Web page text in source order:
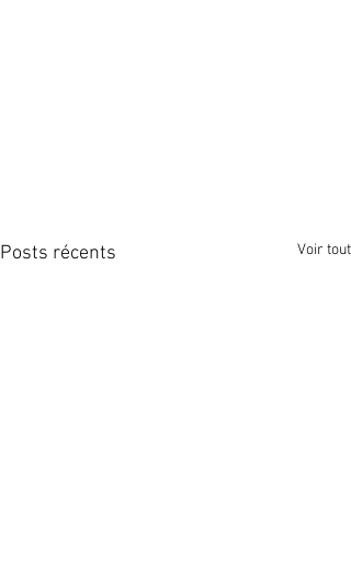
Posts récents Voir tout